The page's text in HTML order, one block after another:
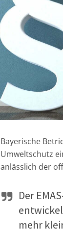
Bayerische
Umweltschutz
anlässlich der
Der
mehr